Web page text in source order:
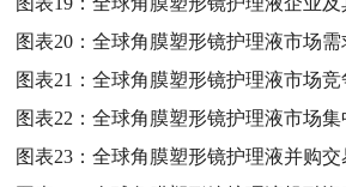
图表20：全球角膜塑形镜护理液市场需
图表21：全球角膜塑形镜护理液市场竞
图表22：全球角膜塑形镜护理液市场集
图表23：全球角膜塑形镜护理液并购交